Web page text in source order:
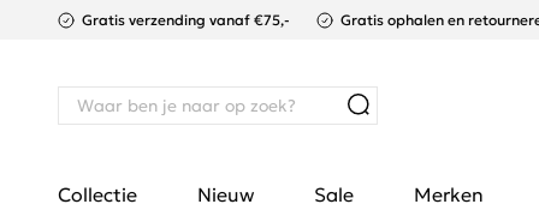
Gratis verzending vanaf €75,- Gratis ophalen en
Collectie Nieuw Sale Merken